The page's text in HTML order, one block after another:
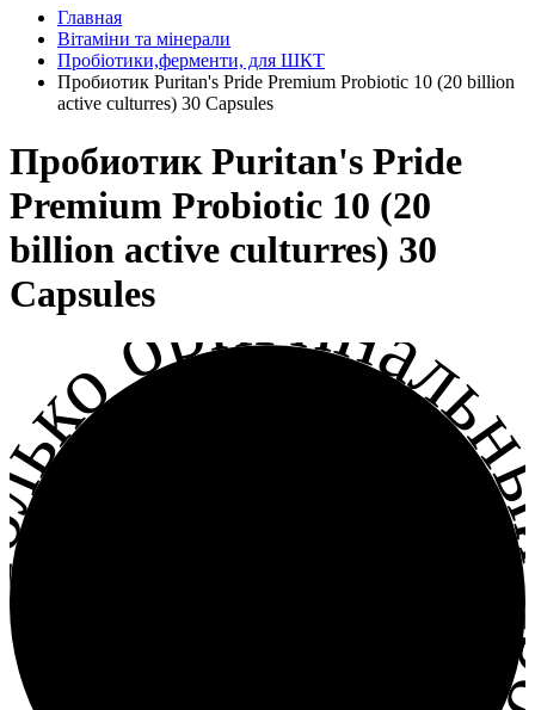
Главная
Вітаміни та мінерали
Пробіотики,ферменти, для ШКТ
Пробиотик Puritan's Pride Premium Probiotic 10 (20 billion
active culturres) 30 Capsules
Пробиотик Puritan's Pride
Premium Probiotic 10 (20
billion active culturres) 30
Capsules